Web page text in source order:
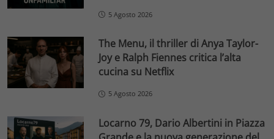
5 Agosto 2026
The Menu, il thriller di Anya Taylor-
Joy e Ralph Fiennes critica l’alta
cucina su Netflix
5 Agosto 2026
Locarno 79, Dario Albertini in Piazza